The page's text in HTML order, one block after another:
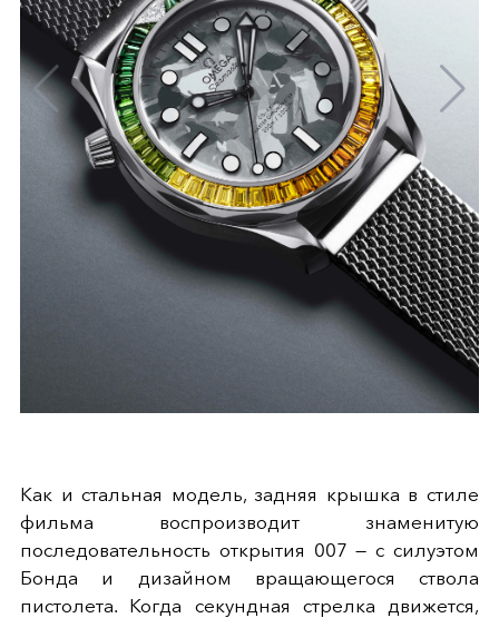
Как и стальная модель, задняя крышка в стиле
фильма воспроизводит знаменитую
последовательность открытия 007 — с силуэтом
Бонда и дизайном вращающегося ствола
пистолета. Когда секундная стрелка движется,